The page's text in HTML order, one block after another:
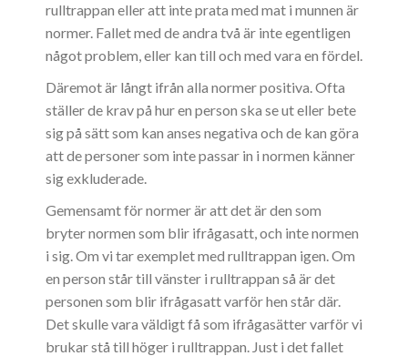
rulltrappan eller att inte prata med mat i munnen är
normer. Fallet med de andra två är inte egentligen
något problem, eller kan till och med vara en fördel.
Däremot är långt ifrån alla normer positiva. Ofta
ställer de krav på hur en person ska se ut eller bete
sig på sätt som kan anses negativa och de kan göra
att de personer som inte passar in i normen känner
sig exkluderade.
Gemensamt för normer är att det är den som
bryter normen som blir ifrågasatt, och inte normen
i sig. Om vi tar exemplet med rulltrappan igen. Om
en person står till vänster i rulltrappan så är det
personen som blir ifrågasatt varför hen står där.
Det skulle vara väldigt få som ifrågasätter varför vi
brukar stå till höger i rulltrappan. Just i det fallet